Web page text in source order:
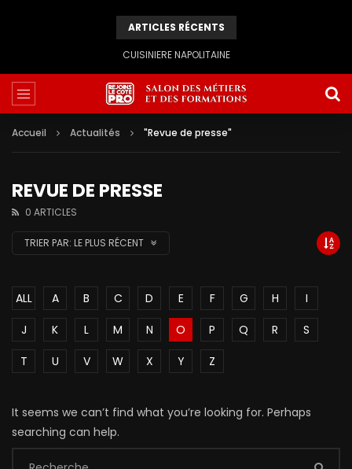
ARTICLES RÉCENTS
CUISINIERE NAPOLITAINE
Accueil Actualités "Revue de presse"
REVUE DE PRESSE
0 ARTICLES
TRIER PAR: LE PLUS RÉCENT
ALL A B C D E F G H
I
J
K L M N O P Q R
S
T
U V W X Y Z
It seems we can’t find what you’re looking for. Perhaps
searching can help.